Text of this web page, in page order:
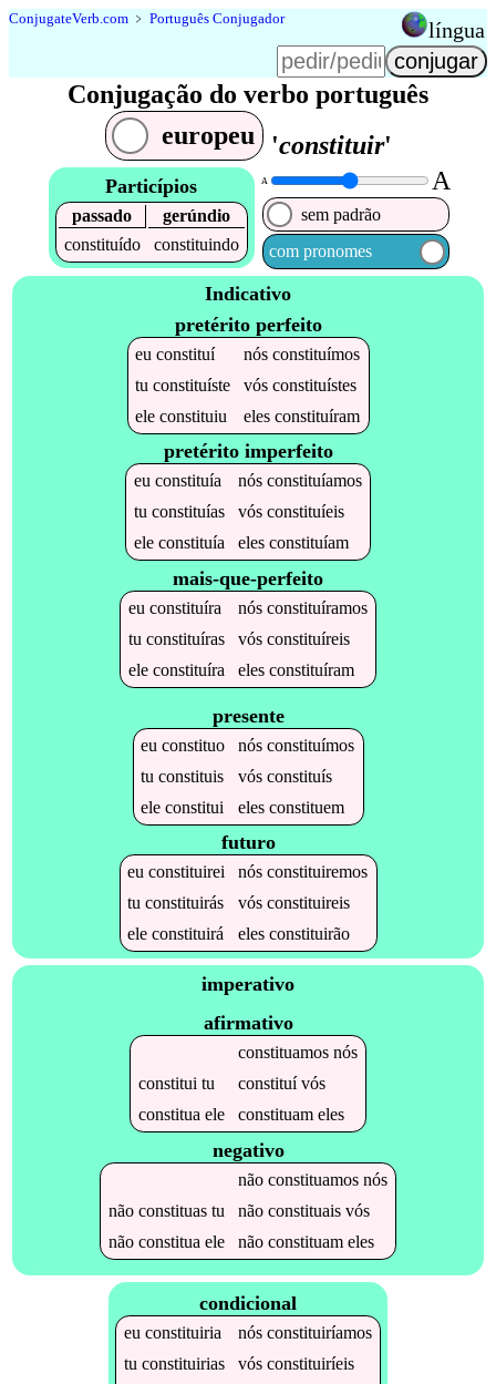
ConjugateVerb.com ﹥ Português Conjugador língua
Conjugação do verbo português
europeu
'constituir'
Particípios
passado
gerúndio
constituído
constituindo
A A
sem padrão
com pronomes
Indicativo
pretérito perfeito
euconstituí nósconstituímos
tuconstituíste vósconstituístes
eleconstituiu elesconstituíram
pretérito imperfeito
eu constituía nós constituíamos
tu constituías vós constituíeis
ele constituía eles constituíam
mais-que-perfeito
eu constituíra nós constituíramos
tu constituíras vós constituíreis
ele constituíra eles constituíram
presente
euconstituo nósconstituímos
tuconstituis vósconstituís
eleconstitui elesconstituem
futuro
euconstituirei nósconstituiremos
tuconstituirás vósconstituireis
eleconstituirá elesconstituirão
imperativo
afirmativo
constituamosnós
constitui tu constituívós
constitua ele constituameles
negativo
não constituamosnós
não constituastu não constituaisvós
não constitua ele não constituameles
condicional
eu constituiria nós constituiríamos
tu constituirias vós constituiríeis